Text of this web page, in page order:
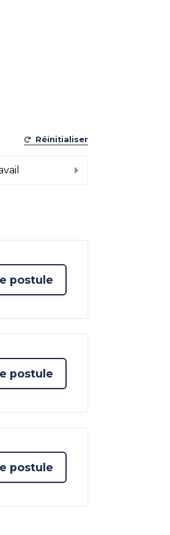
Réinitialiser
postule
postule
postule